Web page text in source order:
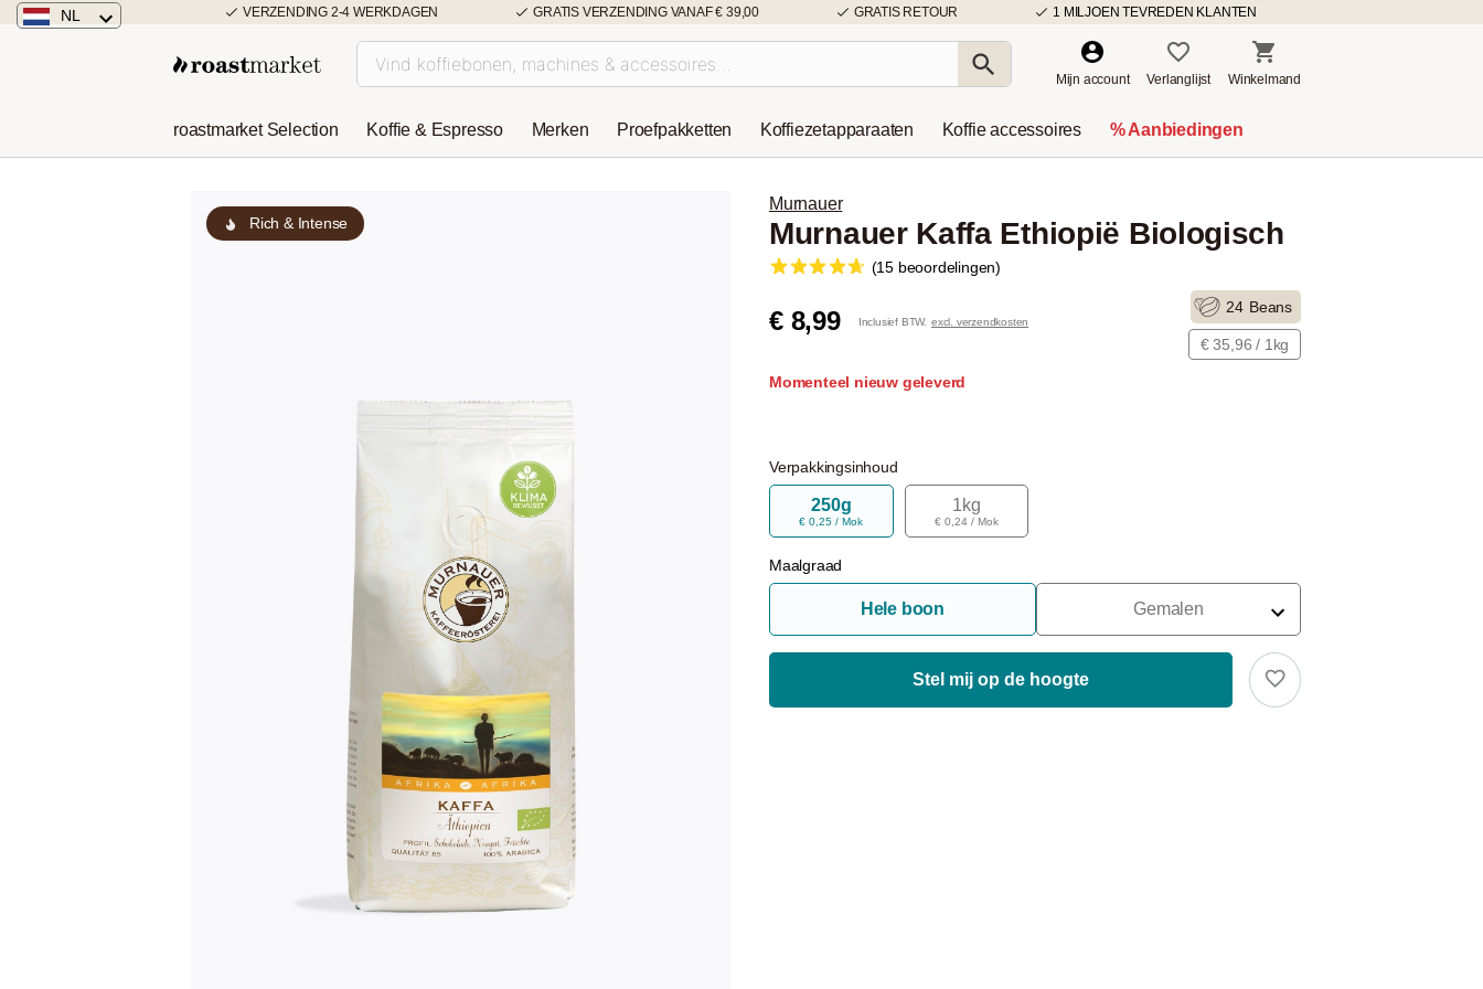
VERZENDING 2-4 WERKDAGEN GRATIS VERZENDING VANAF € 39,00 GRATIS RETOUR 1 MILJOEN TEVREDEN KLANTEN
NL
Österreich
Mijn account Verlanglijst Winkelmand
roastmarket Selection Koffie & Espresso Merken Proefpakketten Koffiezetapparaaten Koffie accessoires % Aanbiedingen
Rich & Intense
Murnauer
Murnauer Kaffa Ethiopië Biologisch
(15 beoordelingen)
€ 8,99 Inclusief BTW. excl. verzendkosten
24 Beans
€ 35,96 / 1kg
Momenteel nieuw geleverd
Verpakkingsinhoud
250g
€ 0,25 / Mok
1kg
€ 0,24 / Mok
Maalgraad
Hele boon Gemalen
Voor Portafilter
Stel mij op de hoogte